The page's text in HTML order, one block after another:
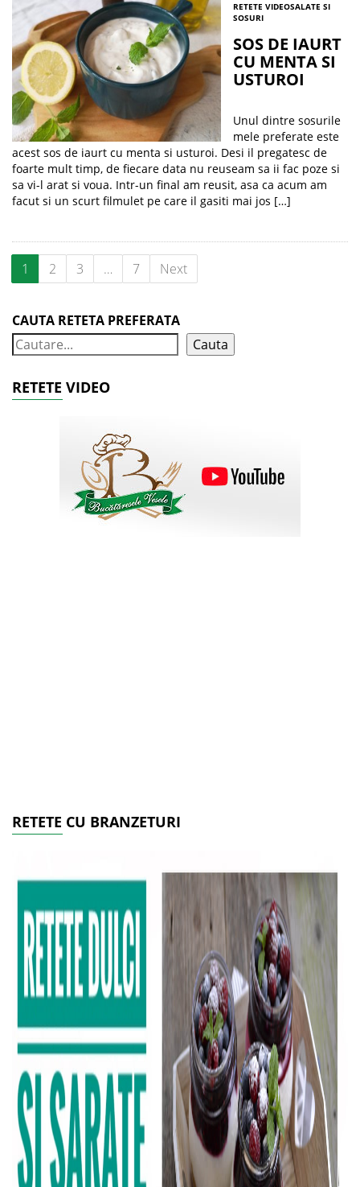
RETETE VIDEOSALATE SI
SOSURI
SOS DE IAURT
CU MENTA SI
USTUROI
Unul dintre sosurile
mele preferate este
acest sos de iaurt cu menta si usturoi. Desi il pregatesc de
foarte mult timp, de fiecare data nu reuseam sa ii fac poze si
sa vi-l arat si voua. Intr-un final am reusit, asa ca acum am
facut si un scurt filmulet pe care il gasiti mai jos […]
1 2 3 … 7 Next
CAUTA RETETA PREFERATA
Cauta
RETETE VIDEO
RETETE CU BRANZETURI